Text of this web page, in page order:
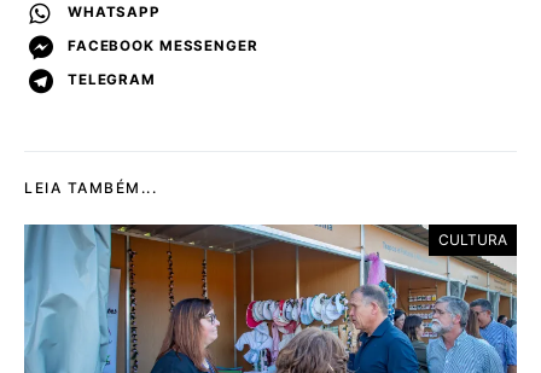
WHATSAPP
FACEBOOK MESSENGER
TELEGRAM
LEIA TAMBÉM...
CULTURA